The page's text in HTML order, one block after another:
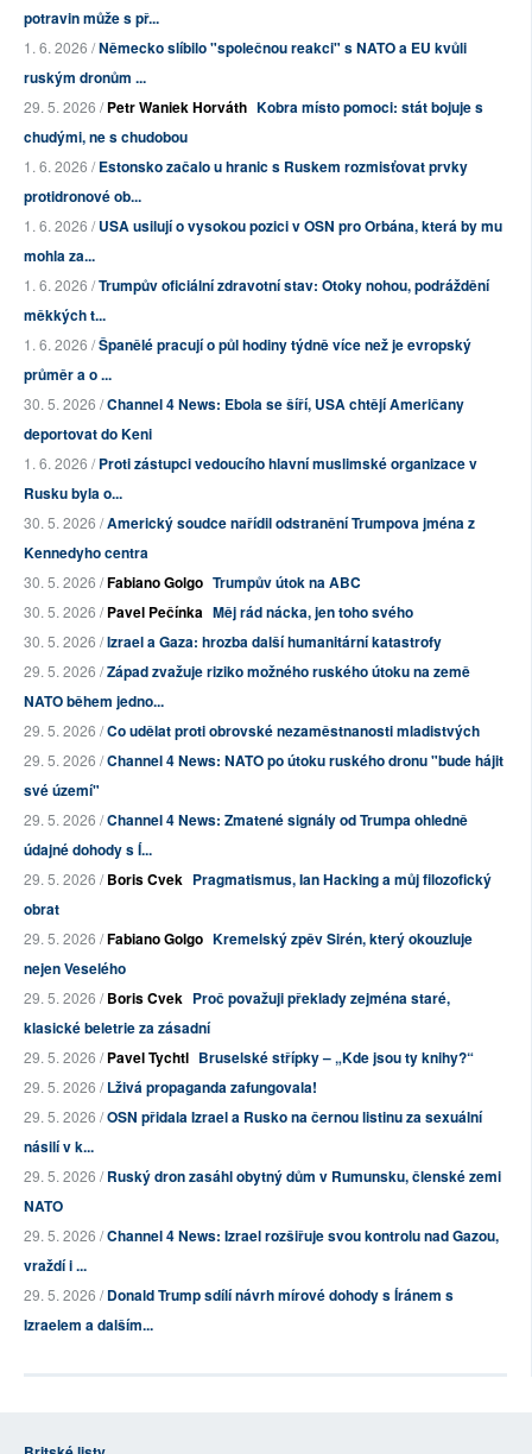
potravin může s př...
1. 6. 2026 /Německo slíbilo "společnou reakci" s NATO a EU kvůli
ruským dronům ...
29. 5. 2026 /Petr Waniek Horváth Kobra místo pomoci: stát bojuje s
chudými, ne s chudobou
1. 6. 2026 /Estonsko začalo u hranic s Ruskem rozmisťovat prvky
protidronové ob...
1. 6. 2026 /USA usilují o vysokou pozici v OSN pro Orbána, která by mu
mohla za...
1. 6. 2026 /Trumpův oficiální zdravotní stav: Otoky nohou, podráždění
měkkých t...
1. 6. 2026 /Španělé pracují o půl hodiny týdně více než je evropský
průměr a o ...
30. 5. 2026 /Channel 4 News: Ebola se šíří, USA chtějí Američany
deportovat do Keni
1. 6. 2026 /Proti zástupci vedoucího hlavní muslimské organizace v
Rusku byla o...
30. 5. 2026 /Americký soudce nařídil odstranění Trumpova jména z
Kennedyho centra
30. 5. 2026 /Fabiano Golgo Trumpův útok na ABC
30. 5. 2026 /Pavel Pečínka Měj rád nácka, jen toho svého
30. 5. 2026 /Izrael a Gaza: hrozba další humanitární katastrofy
29. 5. 2026 /Západ zvažuje riziko možného ruského útoku na země
NATO během jedno...
29. 5. 2026 /Co udělat proti obrovské nezaměstnanosti mladistvých
29. 5. 2026 /Channel 4 News: NATO po útoku ruského dronu "bude hájit
své území"
29. 5. 2026 /Channel 4 News: Zmatené signály od Trumpa ohledně
údajné dohody s Í...
29. 5. 2026 /Boris Cvek Pragmatismus, Ian Hacking a můj filozofický
obrat
29. 5. 2026 /Fabiano Golgo Kremelský zpěv Sirén, který okouzluje
nejen Veselého
29. 5. 2026 /Boris Cvek Proč považuji překlady zejména staré,
klasické beletrie za zásadní
29. 5. 2026 /Pavel Tychtl Bruselské střípky – „Kde jsou ty knihy?“
29. 5. 2026 /Lživá propaganda zafungovala!
29. 5. 2026 /OSN přidala Izrael a Rusko na černou listinu za sexuální
násilí v k...
29. 5. 2026 /Ruský dron zasáhl obytný dům v Rumunsku, členské zemi
NATO
29. 5. 2026 /Channel 4 News: Izrael rozšiřuje svou kontrolu nad Gazou,
vraždí i ...
29. 5. 2026 /Donald Trump sdílí návrh mírové dohody s Íránem s
Izraelem a dalším...